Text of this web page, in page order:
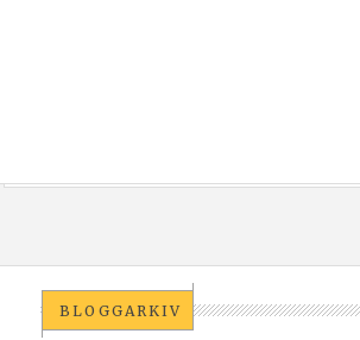
BLOGGARKIV